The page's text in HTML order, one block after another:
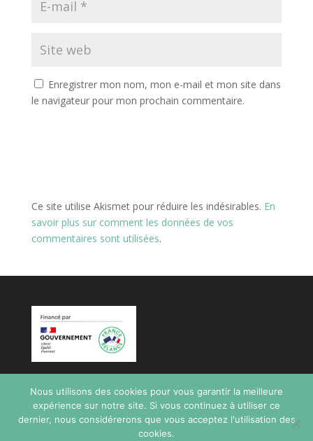
Enregistrer mon nom, mon e-mail et mon site dans
le navigateur pour mon prochain commentaire.
Ce site utilise Akismet pour réduire les indésirables. En
savoir plus sur comment les données de vos
commentaires sont utilisées.
Nous utilisons des cookies pour vous garantir la meilleure
expérience sur notre site. Si vous continuez à utiliser ce
dernier, nous considérerons que vous acceptez l'utilisation des
cookies.